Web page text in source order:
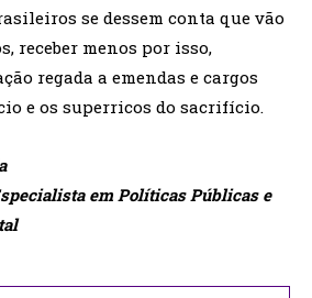
se dessem conta que vão
receber menos por isso,
regada a emendas e cargos
e os superricos do sacrifício.
em Políticas Públicas e